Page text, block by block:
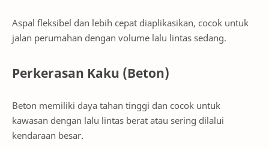
Aspal fleksibel dan lebih cepat diaplikasikan, cocok untuk
jalan perumahan dengan volume lalu lintas sedang.
Perkerasan Kaku (Beton)
Beton memiliki daya tahan tinggi dan cocok untuk
kawasan dengan lalu lintas berat atau sering dilalui
kendaraan besar.